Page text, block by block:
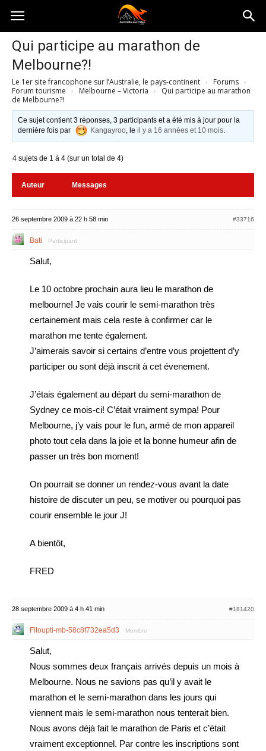
Australia-
australie.com
Qui participe au marathon de
Melbourne?!
Le 1er site francophone sur l’Australie, le pays-continent › Forums ›
Forum tourisme › Melbourne – Victoria ›
Qui participe au marathon
de Melbourne?!
Ce sujet contient 3 réponses, 3 participants et a été mis à jour pour la
dernière fois par
Kangayroo, leil y a 16 années et 10 mois.
4 sujets de 1 à 4 (sur un total de 4)
Auteur Messages
26 septembre 2009 à 22 h 58 min #33716
Bati Participant
Salut,
Le 10 octobre prochain aura lieu le marathon de
melbourne! Je vais courir le semi-marathon très
certainement mais cela reste à confirmer car le
marathon me tente également.
J’aimerais savoir si certains d’entre vous projettent d’y
participer ou sont déjà inscrit à cet évenement.
J’étais également au départ du semi-marathon de
Sydney ce mois-ci! C’était vraiment sympa! Pour
Melbourne, j’y vais pour le fun, armé de mon appareil
photo tout cela dans la joie et la bonne humeur afin de
passer un très bon moment!
On pourrait se donner un rendez-vous avant la date
histoire de discuter un peu, se motiver ou pourquoi pas
courir ensemble le jour J!
A bientôt,
FRED
28 septembre 2009 à 4 h 41 min #181420
Fitoupti-mb-58c8f732ea5d3 Membre
Salut,
Nous sommes deux français arrivés depuis un mois à
Melbourne. Nous ne savions pas qu’il y avait le
marathon et le semi-marathon dans les jours qui
viennent mais le semi-marathon nous tenterait bien.
Nous avons déjà fait le marathon de Paris et c’était
vraiment exceptionnel. Par contre les inscriptions sont